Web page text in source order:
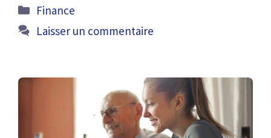
Catégories
Finance
Laisser un commentaire